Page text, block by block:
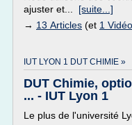
ajuster et... [suite...]
→ 13 Articles (et 1
IUT LYON 1 DUT CHIMIE »
DUT Chimie,
... - IUT Lyon 1
Le plus de l'université